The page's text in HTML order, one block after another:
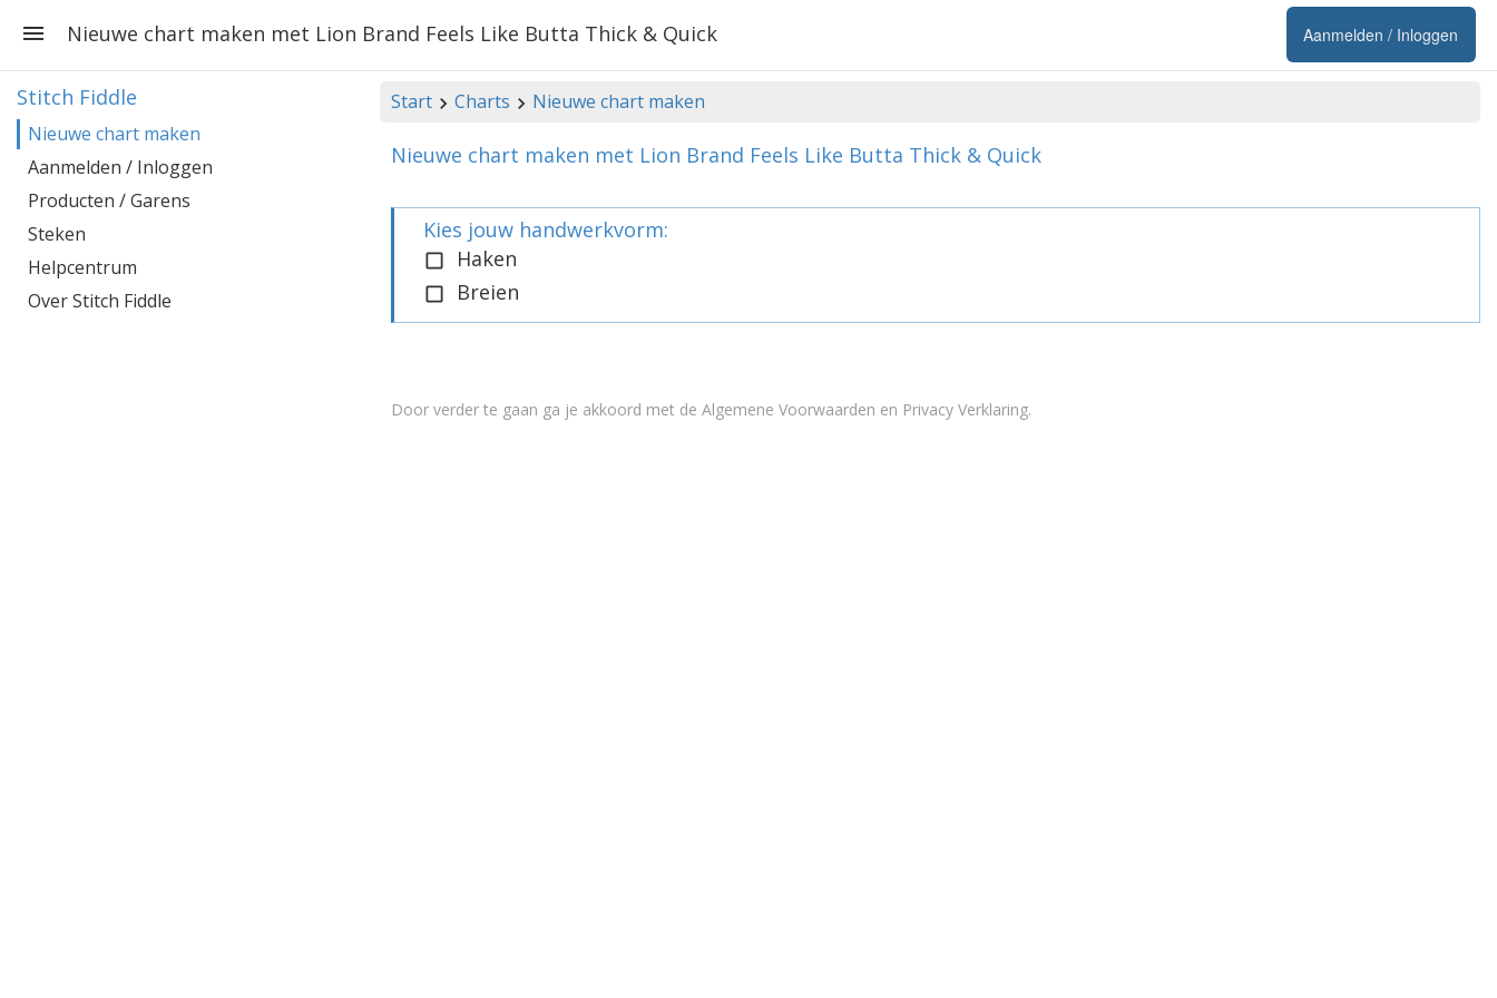
Aanmelden / Inloggen
Nieuwe chart maken met Lion Brand Feels Like Butta Thick & Quick
Start Charts Nieuwe chart maken
Nieuwe chart maken met Lion Brand Feels Like Butta Thick & Quick
Kies jouw handwerkvorm:
Haken
Breien
Door verder te gaan ga je akkoord met de Algemene Voorwaarden en Privacy Verklaring.
Stitch Fiddle
Nieuwe chart maken
Aanmelden / Inloggen
Producten / Garens
Steken
Helpcentrum
Over Stitch Fiddle